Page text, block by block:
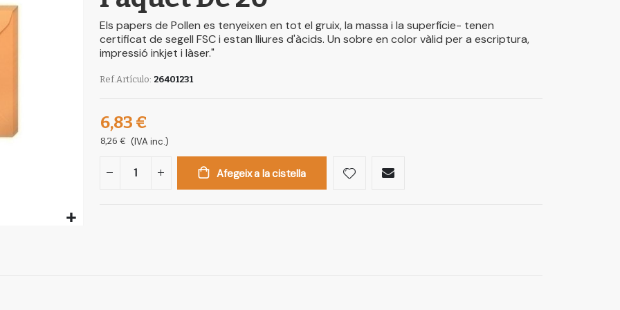
Els papers de Pollen es tenyeixen en tot el gruix, la massa i la superfície- tenen
certificat de segell FSC i estan lliures d'àcids. Un sobre en color vàlid per a escriptura,
impressió inkjet i làser."
Ref.Artículo 26401231
6,83 €
8,26 € (IVA inc.)
Afegeix a la cistella